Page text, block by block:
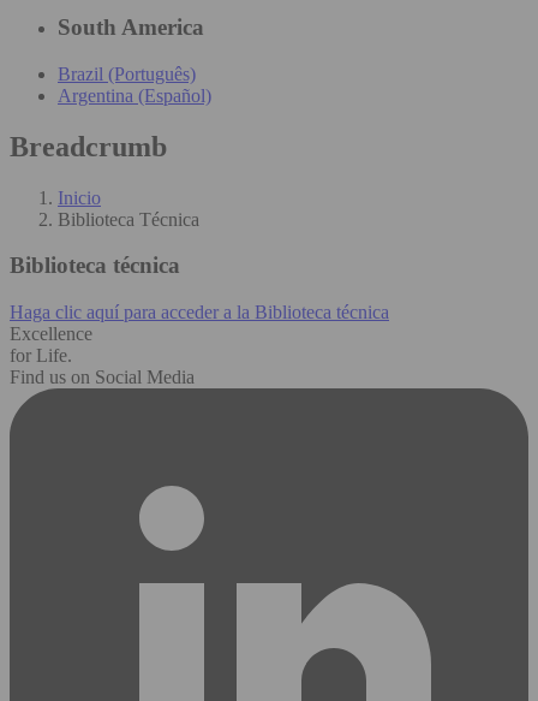
South America
Brazil (Português)
Argentina (Español)
Breadcrumb
Inicio
Biblioteca Técnica
Biblioteca técnica
Haga clic aquí para acceder a la Biblioteca técnica
Excellence
for Life.
Find us on Social Media